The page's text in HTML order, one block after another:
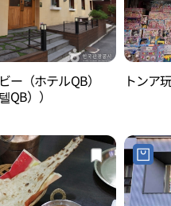
ー（ホテルQB）
QB））
トンア